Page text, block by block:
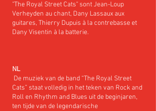
"The Royal Street Cats" sont Jean-Loup
Verheyden au chant, Dany Lassaux aux
guitares, Thierry Dupuis à la contrebasse et
Dany Visentin à la batterie.
NL
​ De muziek van de band “The Royal Street
Cats” staat volledig in het teken van Rock and
Roll en Rhythm and Blues uit de beginjaren,
ten tijde van de legendarische